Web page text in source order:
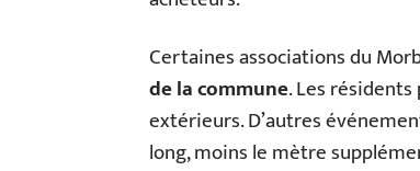
Certaines associations du
de la commune. Les
extérieurs. D’autres
long, moins le mètre